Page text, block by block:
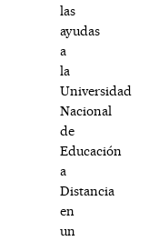
las
ayudas
a
la
Universidad
Nacional
de
Educación
a
Distancia
en
un